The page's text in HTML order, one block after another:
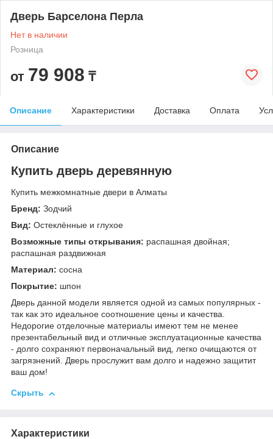
Дверь Барселона Перла
Нет в наличии
Розница
от 79 908 ₸
Описание Характеристики Доставка Оплата
Описание
Купить дверь деревянную
Купить межкомнатные двери в Алматы
Бренд: Зодчий
Вид: Остеклённые и глухое
Возможные типы открывания: распашная двойная;
распашная раздвижная
Материал: сосна
Покрытие: шпон
Дверь данной модели является одной из самых популярных -
так как это идеальное соотношение цены и качества.
Недорогие отделочные материалы имеют тем не менее
презентабельный вид и отличные эксплуатационные качества
- долго сохраняют первоначальный вид, легко очищаются от
загрязнений. Дверь прослужит вам долго и надежно защитит
ваш дом!
Скрыть
Характеристики